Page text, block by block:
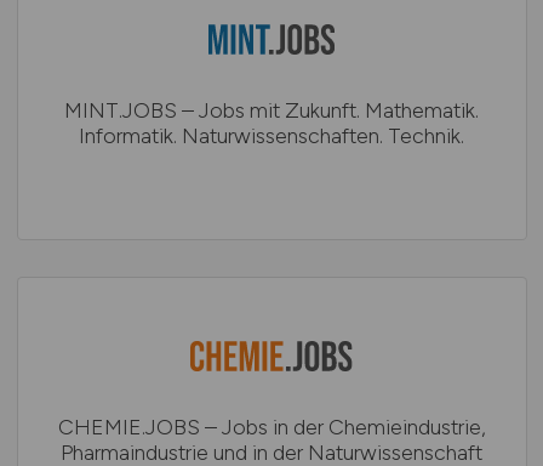
MINT.JOBS – Jobs mit Zukunft. Mathematik.
Informatik. Naturwissenschaften. Technik.
CHEMIE.JOBS – Jobs in der Chemieindustrie,
Pharmaindustrie und in der Naturwissenschaft